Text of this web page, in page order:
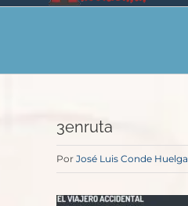
3enruta
Por José Luis Conde Huelga